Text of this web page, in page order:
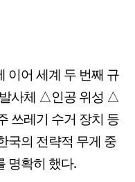
이어 세계 두 번째 규
사체 △인공 위성 △
쓰레기 수거 장치 등
국의 전략적 무게 중
명확히 했다.